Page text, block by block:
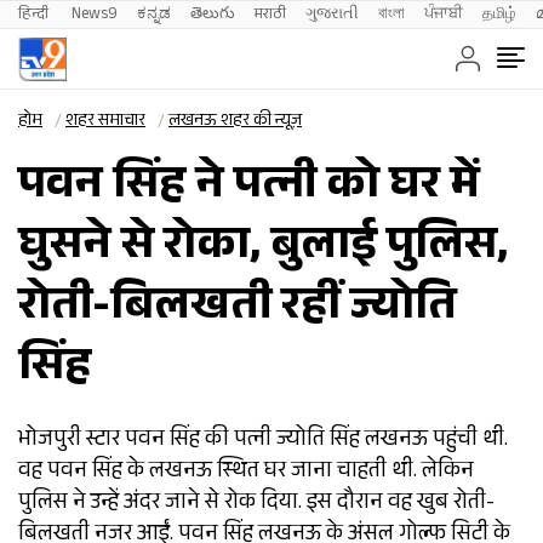
हिन्दी News9 ಕನ್ನಡ తెలుగు मराठी ગુજરાતી বাংলা ਪੰਜਾਬੀ தமிழ்
होम शहर समाचार लखनऊ शहर की न्यूज़
पवन सिंह ने पत्नी को घर में
घुसने से रोका, बुलाई पुलिस,
रोती-बिलखती रहीं ज्योति
सिंह
भोजपुरी स्टार पवन सिंह की पत्नी ज्योति सिंह लखनऊ पहुंची थी.
वह पवन सिंह के लखनऊ स्थित घर जाना चाहती थी. लेकिन
पुलिस ने उन्हें अंदर जाने से रोक दिया. इस दौरान वह खुब रोती-
बिलखती नजर आईं. पवन सिंह लखनऊ के अंसल गोल्फ सिटी के